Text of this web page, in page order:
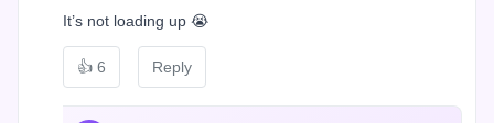
It’s not loading up 😭
👍 6 Reply